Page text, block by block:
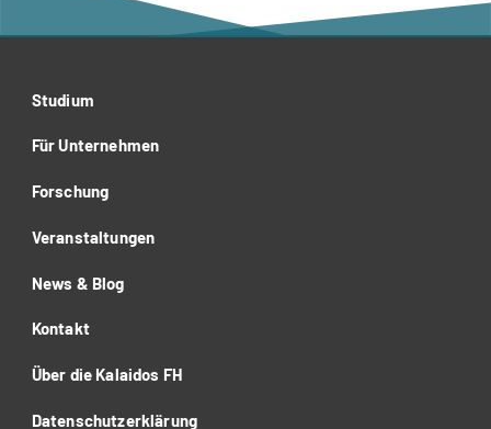
Studium
Für Unternehmen
Forschung
Veranstaltungen
News & Blog
Kontakt
Über die Kalaidos FH
Datenschutzerklärung